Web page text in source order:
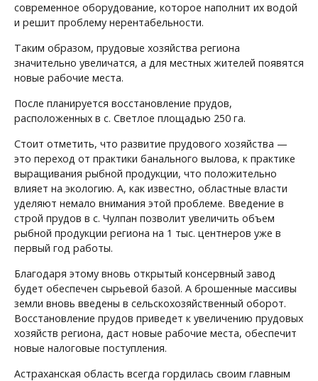
современное оборудование, которое наполнит их водой
и решит проблему нерентабельности.
Таким образом, прудовые хозяйства региона
значительно увеличатся, а для местных жителей появятся
новые рабочие места.
После планируется восстановление прудов,
расположенных в с. Светлое площадью 250 га.
Стоит отметить, что развитие прудового хозяйства —
это переход от практики банального вылова, к практике
выращивания рыбной продукции, что положительно
влияет на экологию. А, как известно, областные власти
уделяют немало внимания этой проблеме. Введение в
строй прудов в с. Чулпан позволит увеличить объем
рыбной продукции региона на 1 тыс. центнеров уже в
первый год работы.
Благодаря этому вновь открытый консервный завод
будет обеспечен сырьевой базой. А брошенные массивы
земли вновь введены в сельскохозяйственный оборот.
Восстановление прудов приведет к увеличению прудовых
хозяйств региона, даст новые рабочие места, обеспечит
новые налоговые поступления.
Астраханская область всегда гордилась своим главным